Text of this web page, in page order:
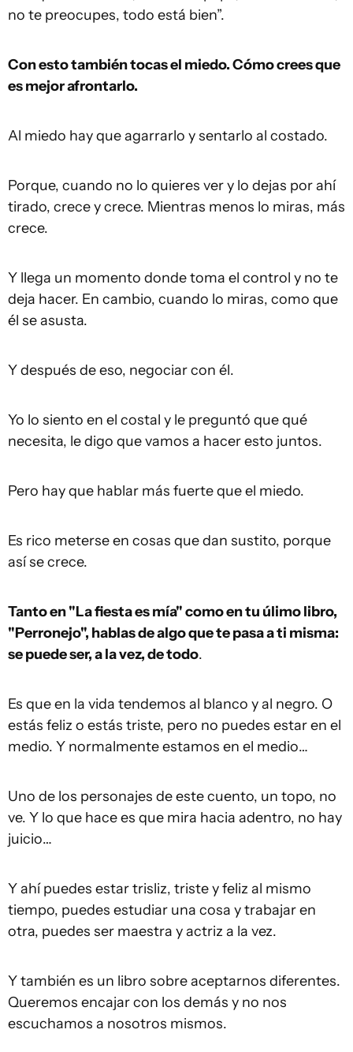
no te preocupes, todo está bien”.
Con esto también tocas el miedo. Cómo crees que
es mejor afrontarlo.
Al miedo hay que agarrarlo y sentarlo al costado.
Porque, cuando no lo quieres ver y lo dejas por ahí
tirado, crece y crece. Mientras menos lo miras, más
crece.
Y llega un momento donde toma el control y no te
deja hacer. En cambio, cuando lo miras, como que
él se asusta.
Y después de eso, negociar con él.
Yo lo siento en el costal y le preguntó que qué
necesita, le digo que vamos a hacer esto juntos.
Pero hay que hablar más fuerte que el miedo.
Es rico meterse en cosas que dan sustito, porque
así se crece.
Tanto en "La fiesta es mía" como en tu úlimo libro,
"Perronejo", hablas de algo que te pasa a ti misma:
se puede ser, a la vez, de todo.
Es que en la vida tendemos al blanco y al negro. O
estás feliz o estás triste, pero no puedes estar en el
medio. Y normalmente estamos en el medio…
Uno de los personajes de este cuento, un topo, no
ve. Y lo que hace es que mira hacia adentro, no hay
juicio…
Y ahí puedes estar trisliz, triste y feliz al mismo
tiempo, puedes estudiar una cosa y trabajar en
otra, puedes ser maestra y actriz a la vez.
Y también es un libro sobre aceptarnos diferentes.
Queremos encajar con los demás y no nos
escuchamos a nosotros mismos.